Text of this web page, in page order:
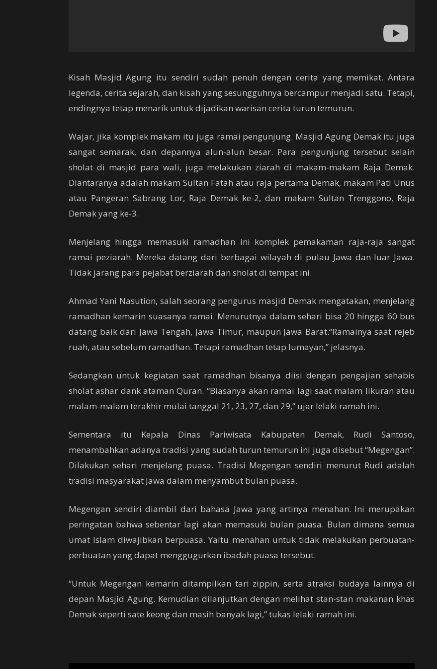
Kisah Masjid Agung itu sendiri sudah penuh dengan cerita yang memikat. Antara
legenda, cerita sejarah, dan kisah yang sesungguhnya bercampur menjadi satu. Tetapi,
endingnya tetap menarik untuk dijadikan warisan cerita turun temurun.
Wajar, jika komplek makam itu juga ramai pengunjung. Masjid Agung Demak itu juga
sangat semarak, dan depannya alun-alun besar. Para pengunjung tersebut selain
sholat di masjid para wali, juga melakukan ziarah di makam-makam Raja Demak.
Diantaranya adalah makam Sultan Fatah atau raja pertama Demak, makam Pati Unus
atau Pangeran Sabrang Lor, Raja Demak ke-2, dan makam Sultan Trenggono, Raja
Demak yang ke-3.
Menjelang hingga memasuki ramadhan ini komplek pemakaman raja-raja sangat
ramai peziarah. Mereka datang dari berbagai wilayah di pulau Jawa dan luar Jawa.
Tidak jarang para pejabat berziarah dan sholat di tempat ini.
Ahmad Yani Nasution, salah seorang pengurus masjid Demak mengatakan, menjelang
ramadhan kemarin suasanya ramai. Menurutnya dalam sehari bisa 20 hingga 60 bus
datang baik dari Jawa Tengah, Jawa Timur, maupun Jawa Barat.“Ramainya saat rejeb
ruah, atau sebelum ramadhan. Tetapi ramadhan tetap lumayan,” jelasnya.
Sedangkan untuk kegiatan saat ramadhan bisanya diisi dengan pengajian sehabis
sholat ashar dank ataman Quran. “Biasanya akan ramai lagi saat malam likuran atau
malam-malam terakhir mulai tanggal 21, 23, 27, dan 29,” ujar lelaki ramah ini.
Sementara itu Kepala Dinas Pariwisata Kabupaten Demak, Rudi Santoso,
menambahkan adanya tradisi yang sudah turun temurun ini juga disebut “Megengan”.
Dilakukan sehari menjelang puasa. Tradisi Megengan sendiri menurut Rudi adalah
tradisi masyarakat Jawa dalam menyambut bulan puasa.
Megengan sendiri diambil dari bahasa Jawa yang artinya menahan. Ini merupakan
peringatan bahwa sebentar lagi akan memasuki bulan puasa. Bulan dimana semua
umat Islam diwajibkan berpuasa. Yaitu menahan untuk tidak melakukan perbuatan-
perbuatan yang dapat menggugurkan ibadah puasa tersebut.
“Untuk Megengan kemarin ditampilkan tari zippin, serta atraksi budaya lainnya di
depan Masjid Agung. Kemudian dilanjutkan dengan melihat stan-stan makanan khas
Demak seperti sate keong dan masih banyak lagi,” tukas lelaki ramah ini.